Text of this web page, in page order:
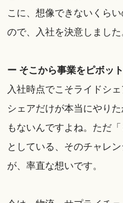
こに、想像できないくら
ので、入社を決意しました
ー そこから事業をピボッ
入社時点でこそライドシ
シェアだけが本当にやり
もないんですよね。ただ
としている、そのチャレ
が、率直な想いです。